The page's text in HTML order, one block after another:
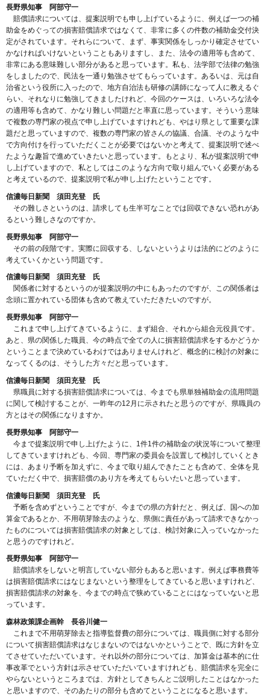
長野県知事 阿部守一
賠償請求については、提案説明でも申し上げているように、例えば一つの補
助金をめぐっての損害賠償請求ではなくて、非常に多くの件数の補助金交付決
定がされています。それらについて、まず、事実関係をしっかり確定させてい
かなければいけないということもありますし、また、法令の適用等も含めて、
非常にある意味難しい部分があると思っています。私も、法学部で法律の勉強
をしましたので、民法を一通り勉強させてもらっています。あるいは、元は自
治省という役所に入ったので、地方自治法も研修の講師になって人に教えるぐ
らい、それなりに勉強してきましたけれど、今回のケースは、いろいろな法令
の適用等も含めて、かなり難しい問題だと率直に思っています。そういう意味
で複数の専門家の視点で申し上げていますけれども、やはり県として重要な課
題だと思っていますので、複数の専門家の皆さんの協議、合議、そのような中
で方向付けを行っていただくことが必要ではないかと考えて、提案説明で述べ
たような趣旨で進めていきたいと思っています。もとより、私が提案説明で申
し上げていますので、私としてはこのような方向で取り組んでいく必要がある
と考えているので、提案説明で私が申し上げたということです。
信濃毎日新聞 須田充登 氏
その難しさというのは、請求しても生半可なことでは回収できない恐れがあ
るという難しさなのですか。
長野県知事 阿部守一
その前の段階です。実際に回収する、しないというよりは法的にどのように
考えていくかという問題です。
信濃毎日新聞 須田充登 氏
関係者に対するというのが提案説明の中にもあったのですが、この関係者は
念頭に置かれている団体も含めて教えていただきたいのですが。
長野県知事 阿部守一
これまで申し上げてきているように、まず組合、それから組合元役員です。
あと、県の関係した職員、今の時点で全ての人に損害賠償請求をするかどうか
ということまで決めているわけではありませんけれど、概念的に検討の対象に
なってくるのは、そうした方々だと思っています。
信濃毎日新聞 須田充登 氏
県職員に対する損害賠償請求については、今までも県単独補助金の流用問題
に関して検討することが、一昨年の12月に示されたと思うのですが、県職員の
方とはその関係になりますか。
長野県知事 阿部守一
今まで提案説明で申し上げたように、1件1件の補助金の状況等について整理
してきていますけれども、今回、専門家の委員会を設置して検討していくとき
には、あまり予断を加えずに、今まで取り組んできたことも含めて、全体を見
ていただく中で、損害賠償のあり方を考えてもらいたいと思っています。
信濃毎日新聞 須田充登 氏
予断を含めずということですが、今までの県の方針だと、例えば、国への加
算金であるとか、不用萌芽除去のような、県側に責任があって請求できなかっ
たものについては損害賠償請求の対象としては、検討対象に入っていなかった
と思うのですけれど。
長野県知事 阿部守一
賠償請求をしないと明言していない部分もあると思います。例えば事務費等
は損害賠償請求にはなじまないという整理をしてきていると思いますけれど、
損害賠償請求の対象を、今までの時点で狭めていることにはなっていないと思
っています。
森林政策課企画幹 長谷川健一
これまで不用萌芽除去と指導監督費の部分については、職員側に対する部分
について損害賠償請求はなじまないのではないかということで、既に方針を立
てさせていただいています。それ以外の部分については、加算金は基本的に仕
事改革でという方針は示させていただいていますけれども、賠償請求を完全に
やらないというところまでは、方針としてきちんとご説明したことはなかった
と思いますので、そのあたりの部分も含めてということになると思います。